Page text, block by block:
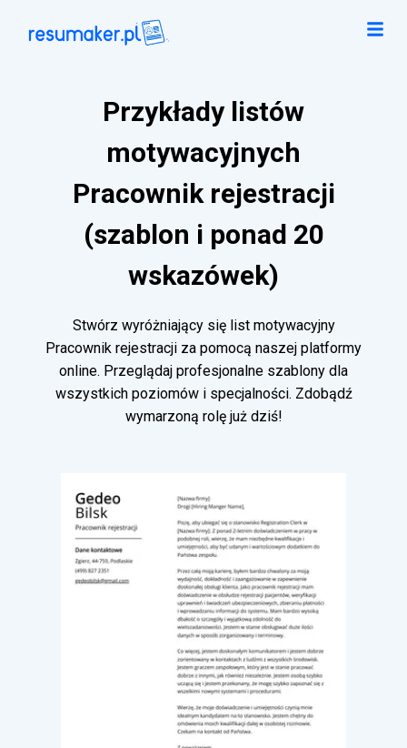
Przykłady listów
motywacyjnych
Pracownik rejestracji
(szablon i ponad 20
wskazówek)
Stwórz wyróżniający się list motywacyjny
Pracownik rejestracji za pomocą naszej platformy
online. Przeglądaj profesjonalne szablony dla
wszystkich poziomów i specjalności. Zdobądź
wymarzoną rolę już dziś!